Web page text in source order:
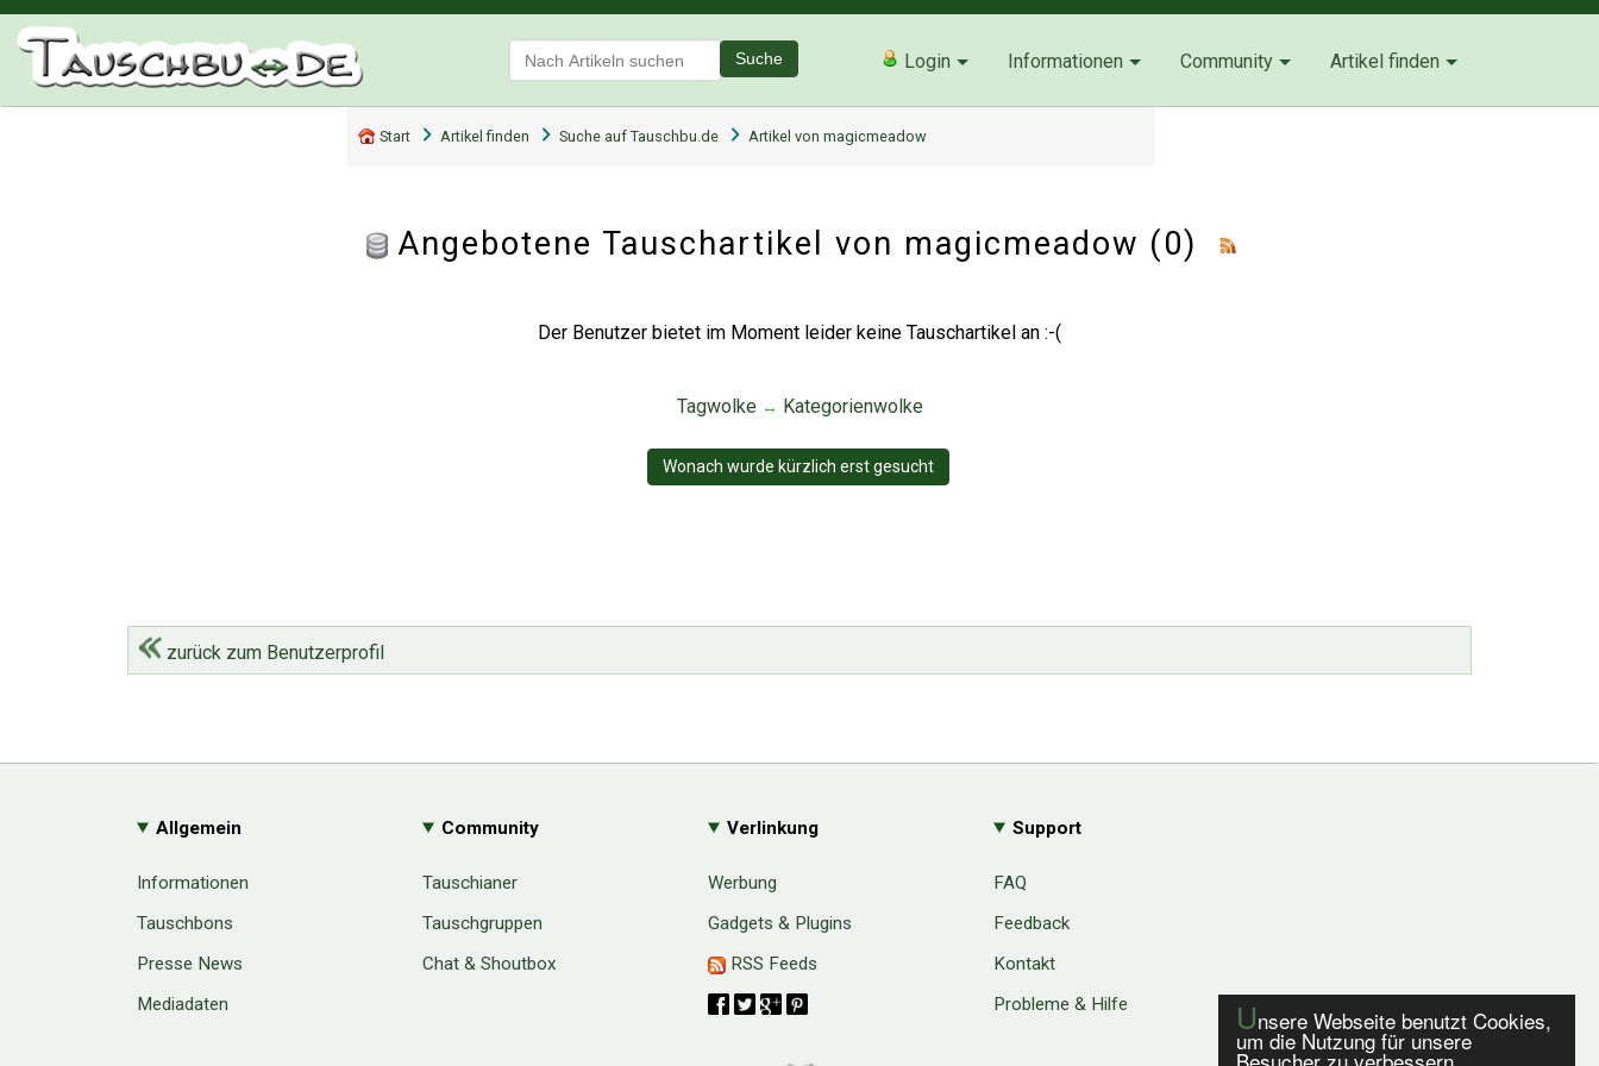
Unsere Webseite benutzt Cookies,
um die Nutzung für unsere
Suche Login Informationen Community Artikel finden
Start Artikel finden Suche auf Tauschbu.de Artikel von magicmeadow
Angebotene Tauschartikel von magicmeadow (0)
Der Benutzer bietet im Moment leider keine Tauschartikel an :-(
Tagwolke ↔ Kategorienwolke
Wonach wurde kürzlich erst gesucht
zurück zum Benutzerprofil
Allgemein
Informationen
Tauschbons
Presse News
Mediadaten
Community
Tauschianer
Tauschgruppen
Chat & Shoutbox
Verlinkung
Werbung
Gadgets & Plugins
RSS Feeds
Support
FAQ
Feedback
Kontakt
Probleme & Hilfe